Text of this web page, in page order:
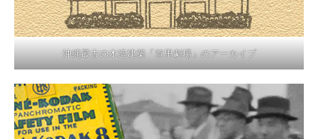
沖縄最古の木造建築「首里劇場」のアーカイブ